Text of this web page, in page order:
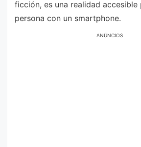
ficción, es una realidad accesible
persona con un smartphone.
ANÚNCIOS